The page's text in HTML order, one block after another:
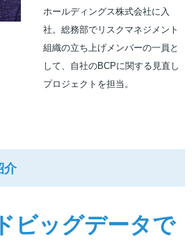
ホールディングス株式会社に入
社。総務部でリスクマネジメント
組織の立ち上げメンバーの一員と
して、自社のBCPに関する見直し
プロジェクトを担当。
介
ビッグデータで